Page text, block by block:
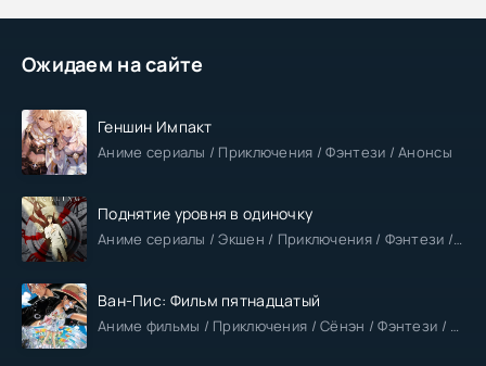
Ожидаем на сайте
Геншин Импакт
Аниме сериалы / Приключения / Фэнтези / Анонсы
Поднятие уровня в одиночку
Аниме сериалы / Экшен / Приключения / Фэнтези / Анонсы
Ван-Пис: Фильм пятнадцатый
Аниме фильмы / Приключения / Сёнэн / Фэнтези / Анонсы